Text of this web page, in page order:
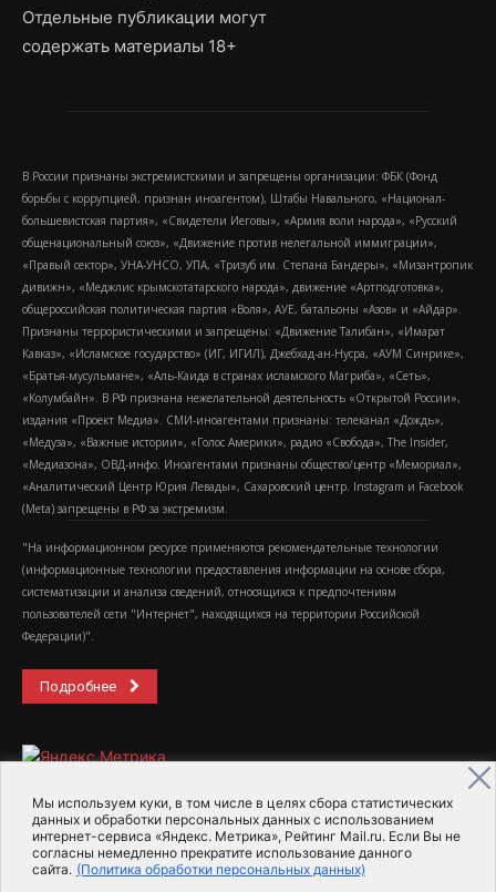
Мы используем куки, в том числе в целях сбора статистических
данных и обработки персональных данных с использованием
интернет-сервиса «Яндекс. Метрика», Рейтинг Mail.ru. Если Вы не
согласны немедленно прекратите использование данного
сайта. (Политика обработки персональных данных)
Отдельные публикации могут
содержать материалы 18+
В России признаны экстремистскими и запрещены организации: ФБК (Фонд
борьбы с коррупцией, признан иноагентом), Штабы Навального, «Национал-
большевистская партия», «Свидетели Иеговы», «Армия воли народа», «Русский
общенациональный союз», «Движение против нелегальной иммиграции»,
«Правый сектор», УНА-УНСО, УПА, «Тризуб им. Степана Бандеры», «Мизантропик
дивижн», «Меджлис крымскотатарского народа», движение «Артподготовка»,
общероссийская политическая партия «Воля», АУЕ, батальоны «Азов» и «Айдар».
Признаны террористическими и запрещены: «Движение Талибан», «Имарат
Кавказ», «Исламское государство» (ИГ, ИГИЛ), Джебхад-ан-Нусра, «АУМ Синрике»,
«Братья-мусульмане», «Аль-Каида в странах исламского Магриба», «Сеть»,
«Колумбайн». В РФ признана нежелательной деятельность «Открытой России»,
издания «Проект Медиа». СМИ-иноагентами признаны: телеканал «Дождь»,
«Медуза», «Важные истории», «Голос Америки», радио «Свобода», The Insider,
«Медиазона», ОВД-инфо. Иноагентами признаны общество/центр «Мемориал»,
«Аналитический Центр Юрия Левады», Сахаровский центр. Instagram и Facebook
(Metа) запрещены в РФ за экстремизм.
"На информационном ресурсе применяются рекомендательные технологии
(информационные технологии предоставления информации на основе сбора,
систематизации и анализа сведений, относящихся к предпочтениям
пользователей сети "Интернет", находящихся на территории Российской
Федерации)".
Подробнее
2015-2026- Информационное агентство МедиаПоток